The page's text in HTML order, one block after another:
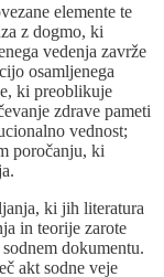
elemente te
z dogmo, ki
vedenja zavrže
osamljenega
ki preoblikuje
zdrave pameti
vednost;
poročanju, ki
ki jih literatura
in teorije zarote
dokumentu.
akt sodne veje